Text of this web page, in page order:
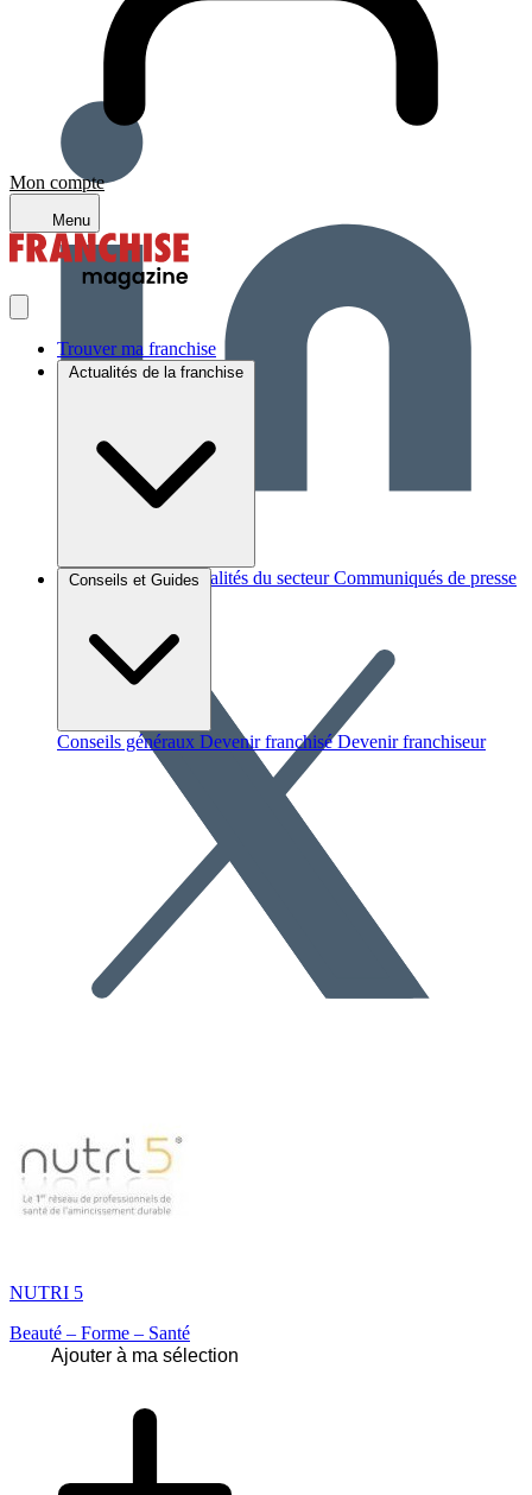
Mon compte
Menu
Trouver ma franchise
Actualités de la franchise
Brèves et actus Actualités du secteur Communiqués de presse
Conseils et Guides
Conseils généraux Devenir franchisé Devenir franchiseur
NUTRI 5
Beauté – Forme – Santé
Ajouter à ma sélection